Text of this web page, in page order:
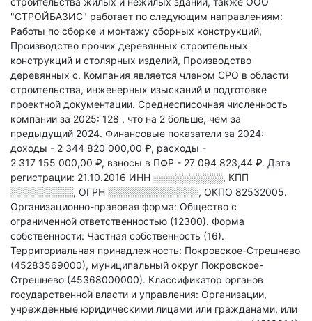
"СТРОЙБАЗИС" работает по следующим направлениям:
Работы по сборке и монтажу сборных конструкций,
Производство прочих деревянных строительных
конструкций и столярных изделий, Производство
деревянных с. Компания является членом СРО в области
строительства, инженерных изысканий и подготовке
проектной документации. Среднесписочная численность
компании за 2025: 128 , что на 2 больше, чем за
предыдущий 2024. Финансовые показатели за 2024:
доходы - 2 344 820 000,00 ₽, расходы -
2 317 155 000,00 ₽, взносы в ПФР - 27 094 823,44 ₽. Дата
регистрации: 21.10.2016 ИНН ░░░░░░░░░░, КПП
░░░░░░░░░, ОГРН ░░░░░░░░░░░░░, ОКПО 82532005.
Организационно-правовая форма: Общество с
ограниченной ответственностью (12300). Форма
собственности: Частная собственность (16).
Территориальная принадлежность: Покровское-Стрешнево
(45283569000), муниципальный округ Покровское-
Стрешнево (45368000000). Классификатор органов
государственной власти и управления: Организации,
учрежденные юридическими лицами или гражданами, или